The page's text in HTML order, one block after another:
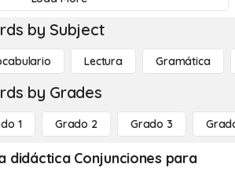
by Subject
Lectura Gramática
by Grades
1 Grado 2 Grado 3
didáctica Conjunciones para